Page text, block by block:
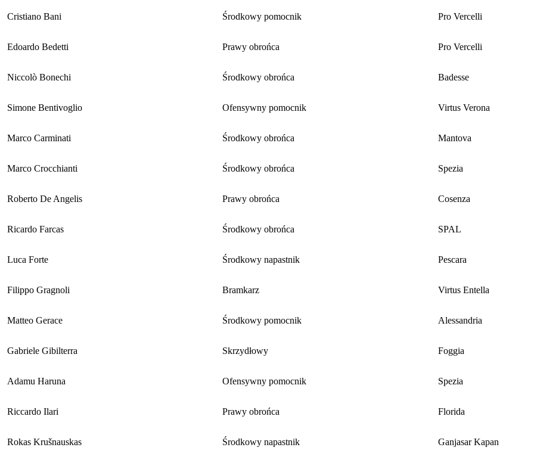
Cristiano Bani Środkowy pomocnik Pro Vercelli
Edoardo Bedetti Prawy obrońca Pro Vercelli
Niccolò Bonechi Środkowy obrońca Badesse
Simone Bentivoglio Ofensywny pomocnik Virtus Verona
Marco Carminati Środkowy obrońca Mantova
Marco Crocchianti Środkowy obrońca Spezia
Roberto De Angelis Prawy obrońca Cosenza
Ricardo Farcas Środkowy obrońca SPAL
Luca Forte Środkowy napastnik Pescara
Filippo Gragnoli Bramkarz Virtus Entella
Matteo Gerace Środkowy pomocnik Alessandria
Gabriele Gibilterra Skrzydłowy Foggia
Adamu Haruna Ofensywny pomocnik Spezia
Riccardo Ilari Prawy obrońca Florida
Rokas Krušnauskas Środkowy napastnik Ganjasar Kapan